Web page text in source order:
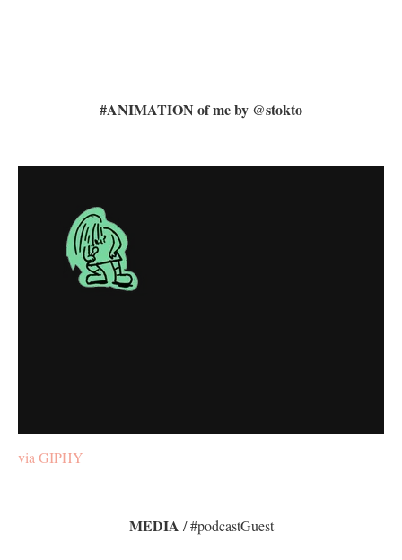
#ANIMATION of me by @stokto
via GIPHY
MEDIA / #podcastGuest